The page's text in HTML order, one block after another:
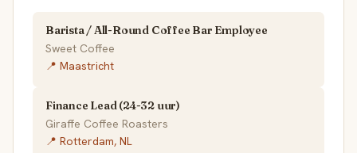
Barista / All-Round Coffee Bar Employee
Sweet Coffee
📍 Maastricht
Finance Lead (24-32 uur)
Giraffe Coffee Roasters
📍 Rotterdam, NL